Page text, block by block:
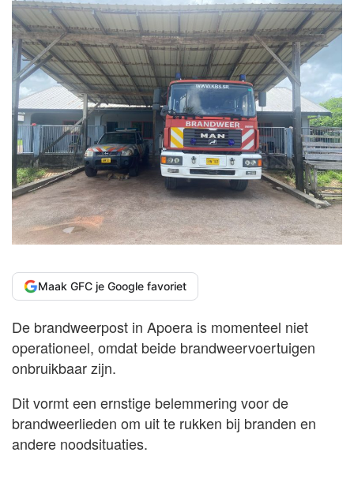
Maak GFC je Google favoriet
De brandweerpost in Apoera is momenteel niet
operationeel, omdat beide brandweervoertuigen
onbruikbaar zijn.
Dit vormt een ernstige belemmering voor de
brandweerlieden om uit te rukken bij branden en
andere noodsituaties.